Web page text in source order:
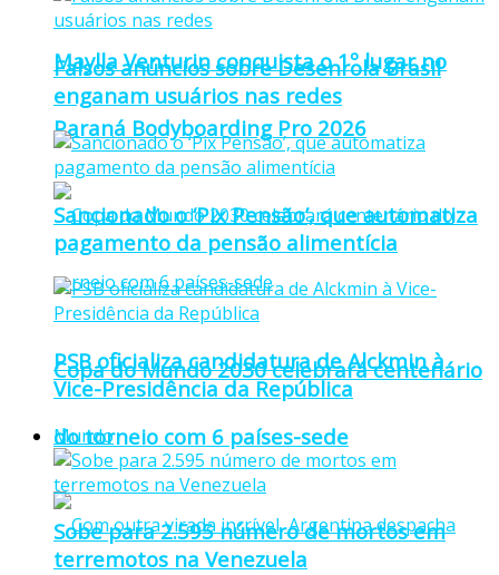
Maylla Venturin conquista o 1º lugar no
Paraná Bodyboarding Pro 2026
Copa do Mundo 2030 celebrará centenário
do torneio com 6 países-sede
Falsos anúncios sobre Desenrola Brasil
enganam usuários nas redes
Sancionado o ‘Pix Pensão’, que automatiza
pagamento da pensão alimentícia
PSB oficializa candidatura de Alckmin à
Vice-Presidência da República
Mundo
Sobe para 2.595 número de mortos em
terremotos na Venezuela